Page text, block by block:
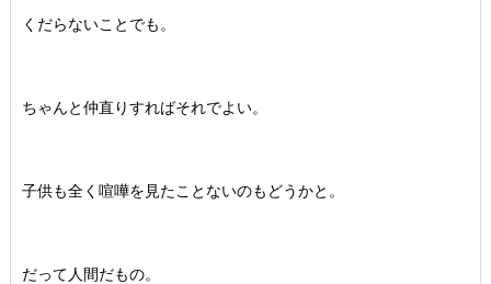
くだらないことでも。
ちゃんと仲直りすればそれでよい。
子供も全く喧嘩を見たことないのもどうかと。
だって人間だもの。